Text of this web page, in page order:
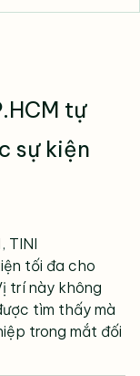
hứng khởi, sáng
dự.
hợp cho
sôi động,
nghiệp
hay các sự
sắc thái
tự
sự kiện
TINI
tối đa cho
trí này không
tìm thấy mà
trong mắt đối